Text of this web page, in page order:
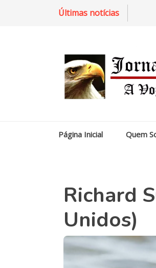
Últimas notícias
Página Inicial Quem
Richard
Unidos)